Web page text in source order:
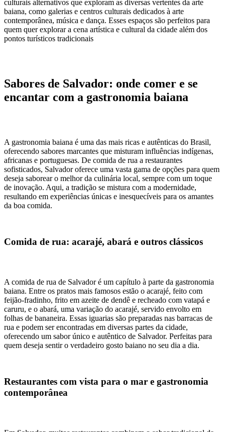
culturais alternativos que exploram as diversas vertentes da arte
baiana, como galerias e centros culturais dedicados à arte
contemporânea, música e dança. Esses espaços são perfeitos para
quem quer explorar a cena artística e cultural da cidade além dos
pontos turísticos tradicionais
Sabores de Salvador: onde comer e se
encantar com a gastronomia baiana
A gastronomia baiana é uma das mais ricas e autênticas do Brasil,
oferecendo sabores marcantes que misturam influências indígenas,
africanas e portuguesas. De comida de rua a restaurantes
sofisticados, Salvador oferece uma vasta gama de opções para quem
deseja saborear o melhor da culinária local, sempre com um toque
de inovação. Aqui, a tradição se mistura com a modernidade,
resultando em experiências únicas e inesquecíveis para os amantes
da boa comida.
Comida de rua: acarajé, abará e outros clássicos
A comida de rua de Salvador é um capítulo à parte da gastronomia
baiana. Entre os pratos mais famosos estão o acarajé, feito com
feijão-fradinho, frito em azeite de dendê e recheado com vatapá e
caruru, e o abará, uma variação do acarajé, servido envolto em
folhas de bananeira. Essas iguarias são preparadas nas barracas de
rua e podem ser encontradas em diversas partes da cidade,
oferecendo um sabor único e autêntico de Salvador. Perfeitas para
quem deseja sentir o verdadeiro gosto baiano no seu dia a dia.
Restaurantes com vista para o mar e gastronomia
contemporânea